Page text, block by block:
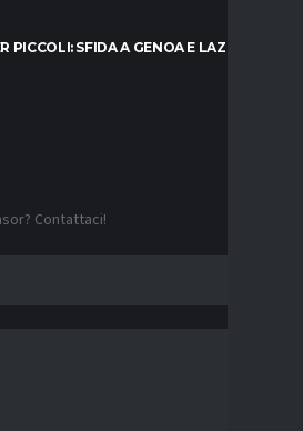
PICCOLI: SFIDA A GENOA E LAZIO,
Contattaci!